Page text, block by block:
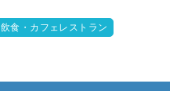
飲食・カフェレストラン